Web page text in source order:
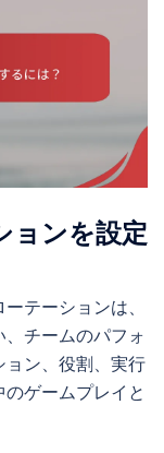
ョンを設定
テーションは、
チームのパフォ
ョン、役割、実行
ゲームプレイと